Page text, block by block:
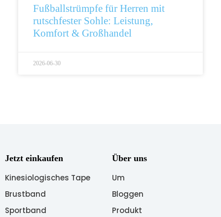
Fußballstrümpfe für Herren mit
rutschfester Sohle: Leistung,
Komfort & Großhandel
2026-06-30
Jetzt einkaufen
Kinesiologisches Tape
Brustband
Sportband
Über uns
Um
Bloggen
Produkt